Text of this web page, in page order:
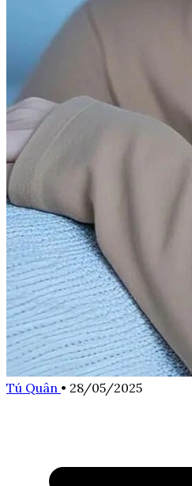
Tú Quân • 28/05/2025